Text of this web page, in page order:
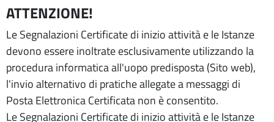
ATTENZIONE!
Le Segnalazioni Certificate di inizio attività e le Istanze
devono essere inoltrate esclusivamente utilizzando la
procedura informatica all'uopo predisposta (Sito web),
l'invio alternativo di pratiche allegate a messaggi di
Posta Elettronica Certificata non è consentito.
Le Segnalazioni Certificate di inizio attività e le Istanze